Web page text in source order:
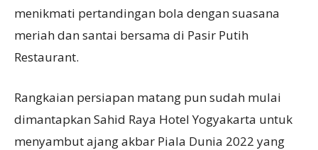
menikmati pertandingan bola dengan suasana
meriah dan santai bersama di Pasir Putih
Restaurant.
Rangkaian persiapan matang pun sudah mulai
dimantapkan Sahid Raya Hotel Yogyakarta untuk
menyambut ajang akbar Piala Dunia 2022 yang